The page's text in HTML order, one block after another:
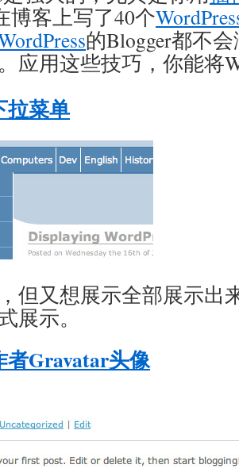
博客上写了40个
的Blogger都不
应用这些技巧，你能将
拉菜单
但又想展示全部展示出
展示。
者Gravatar头像